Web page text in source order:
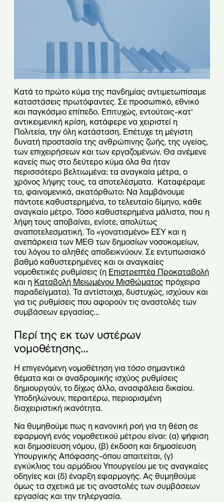
Κατά το πρώτο κύμα της πανδημίας αντιμετωπίσαμε
καταστάσεις πρωτόφαντες. Σε προσωπικό, εθνικό
και παγκόσμιο επίπεδο. Επιτυχώς, εντούτοις-κατ’
αντικειμενική κρίση, κατάφερε να χειριστεί η
Πολιτεία, την όλη κατάσταση. Επέτυχε τη μέγιστη
δυνατή προστασία της ανθρώπινης ζωής, της υγείας,
των επιχειρήσεων και των εργαζομένων. Θα ανέμενε
κανείς πως στο δεύτερο κύμα όλα θα ήταν
περισσότερο βελτιωμένα: τα αναγκαία μέτρα, ο
χρόνος λήψης τους, τα αποτελέσματα. Καταφέραμε
το, φαινομενικά, ακατόρθωτο: Να λαμβάνουμε
πάντοτε καθυστερημένα, το τελευταίο δίμηνο, κάθε
αναγκαίο μέτρο. Τόσο καθυστερημένα μάλιστα, που η
λήψη τους αποβαίνει, ενίοτε, απολύτως
αναποτελεσματική. Το «γονατισμένο» ΕΣΥ και η
ανεπάρκεια των ΜΕΘ των δημοσίων νοσοκομείων,
του λόγου το αληθές αποδεικνύουν. Σε εντυπωσιακό
βαθμό καθυστερημένες και οι αναγκαίες
νομοθετικές ρυθμίσεις (η Επιστρεπτέα Προκαταβολή
και η Kαταβολή Mειωμένου Mισθώματος πρόχειρα
παραδείγματα). Τα αντίστοιχα, δυστυχώς, ισχύουν και
για τις ρυθμίσεις που αφορούν τις αναστολές των
συμβάσεων εργασίας…
Περί της εκ των υστέρων
νομοθέτησης…
Η επιγενόμενη νομοθέτηση για τόσο σημαντικά
θέματα και οι αναδρομικής ισχύος ρυθμίσεις
δημιουργούν, το δίχως άλλο, ανασφάλεια δικαίου.
Υποδηλώνουν, περαιτέρω, περιορισμένη
διαχειριστική ικανότητα.
Να θυμηθούμε πως η κανονική ροή για τη θέση σε
εφαρμογή ενός νομοθετικού μέτρου είναι: (α) ψήφιση
και δημοσίευση νόμου, (β) έκδοση και δημοσίευση
Υπουργικής Απόφασης-όπου απαιτείται, (γ)
εγκύκλιος του αρμόδιου Υπουργείου με τις αναγκαίες
οδηγίες και (δ) έναρξη εφαρμογής. Ας θυμηθούμε
όμως τα σχετικά με τις αναστολές των συμβάσεων
εργασίας και την τηλεργασία.